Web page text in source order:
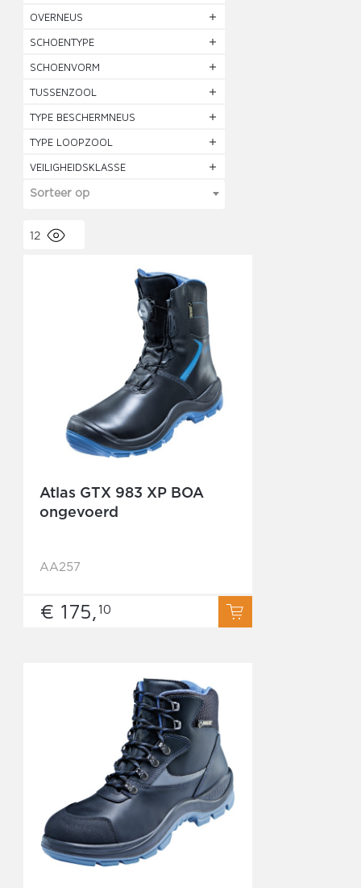
OVERNEUS
SCHOENTYPE
SCHOENVORM
TUSSENZOOL
TYPE BESCHERMNEUS
TYPE LOOPZOOL
VEILIGHEIDSKLASSE
Sorteer op
12
Atlas GTX 983 XP BOA
ongevoerd
AA257
€ 175,10